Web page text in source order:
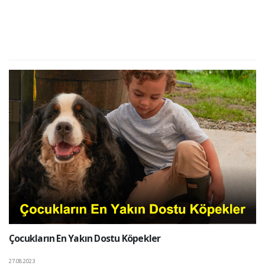
Çocukların En Yakın Dostu Köpekler
27.08.2023